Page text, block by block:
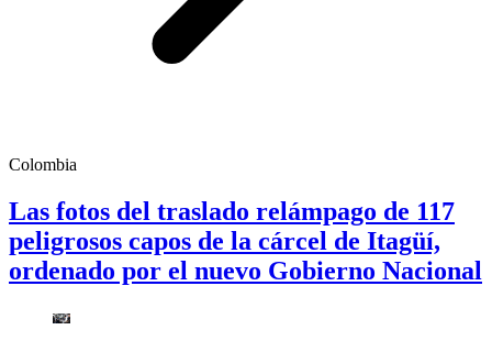
Colombia
Las fotos del traslado relámpago de 117
peligrosos capos de la cárcel de Itagüí,
ordenado por el nuevo Gobierno Nacional